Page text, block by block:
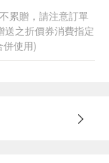
累贈，請注意訂單
送之折價券消費指定
併使用)